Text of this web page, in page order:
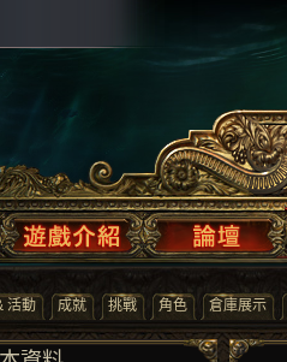
活動 成就 挑戰 角色 倉庫展示